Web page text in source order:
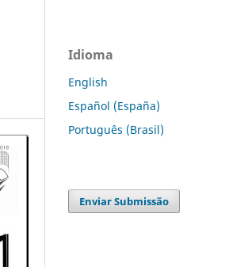
Idioma
English
Español (España)
Português (Brasil)
Enviar Submissão